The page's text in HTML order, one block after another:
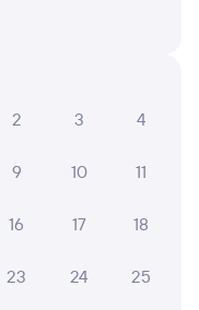
2 3 4
9 10 11
16 17 18
23 24 25